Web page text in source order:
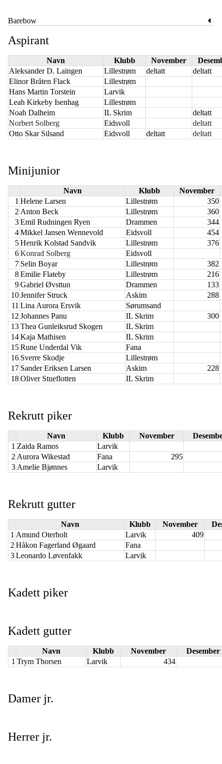
Barebow
Aspirant
Navn Klubb November
Aleksander D. Laingen
Lillestrøm deltatt
deltatt
Elinor Bråten Flack
Lillestrøm
Hans Martin Torstein
Larvik
Leah Kirkeby Isenhag
Lillestrøm
Noah Dalheim
IL Skrim
deltatt
Norbert Solberg
Eidsvoll
deltatt
Otto Skar Silsand
Eidsvoll deltatt deltatt
Minijunior
Navn Klubb
November
1 Helene Larsen Lillestrøm
350
2 Anton Beck Lillestrøm
360
3Emil Rudningen Ryen Drammen
344
4Mikkel Jansen Wennevold Eidsvoll
454
5Henrik Kolstad Sandvik Lillestrøm
376
6Konrad Solberg
Eidsvoll
7 Selin Boyar Lillestrøm
382
8Emilie Flateby Lillestrøm
216
9Gabriel Øvsttun Drammen
133
10Jennifer Struck Askim
288
11 Lina Aurora Ersvik
Sørumsand
12 Johannes Panu IL Skrim
300
13Thea Gunleiksrud Skogen
IL Skrim
14Kaja Mathisen
IL Skrim
15Rune Underdal Vik
Fana
16 Sverre Skodje
Lillestrøm
17 Sander Eriksen Larsen Askim
228
18Oliver Stueflotten IL Skrim
Rekrutt piker
Navn Klubb November
1 Zaida Ramos
Larvik
2 Aurora Wikestad Fana
295
3 Amelie Bjønnes Larvik
Rekrutt gutter
Navn Klubb November
1 Amund Oterholt Larvik
409
2 Håkon Fagerland Øgaard
Fana
3Leonardo Løvenfakk Larvik
Kadett piker
Kadett gutter
Navn Klubb November
Desember
1 Trym Thorsen Larvik 434
Damer jr.
Herrer jr.